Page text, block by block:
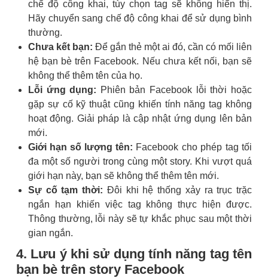
chế độ công khai, tùy chọn tag sẽ không hiển thị.
Hãy chuyển sang chế độ công khai để sử dụng bình
thường.
Chưa kết bạn: Để gắn thẻ một ai đó, cần có mối liên
hệ bạn bè trên Facebook. Nếu chưa kết nối, bạn sẽ
không thể thêm tên của họ.
Lỗi ứng dụng: Phiên bản Facebook lỗi thời hoặc
gặp sự cố kỹ thuật cũng khiến tính năng tag không
hoạt động. Giải pháp là cập nhật ứng dụng lên bản
mới.
Giới hạn số lượng tên: Facebook cho phép tag tối
đa một số người trong cùng một story. Khi vượt quá
giới hạn này, bạn sẽ không thể thêm tên mới.
Sự cố tạm thời: Đôi khi hệ thống xảy ra trục trặc
ngắn hạn khiến việc tag không thực hiện được.
Thông thường, lỗi này sẽ tự khắc phục sau một thời
gian ngắn.
4. Lưu ý khi sử dụng tính năng tag tên
bạn bè trên story Facebook